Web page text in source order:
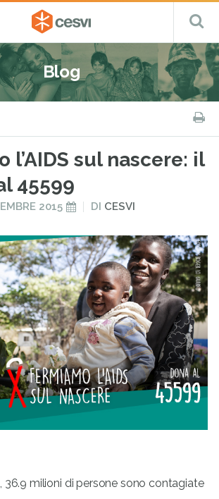
CESVI
Fondazione
–
ETS
Cooperazione,
Emergenza
e
Sviluppo
Blog
l’AIDS sul nascere: il
45599
2015 DI CESVI
36.9 milioni di persone sono contagiate